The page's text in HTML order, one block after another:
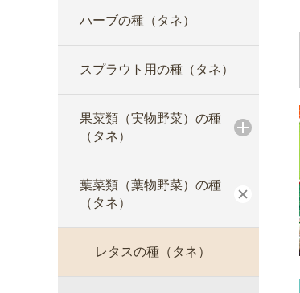
ハーブの種（タネ）
スプラウト用の種（タネ）
果菜類（実物野菜）の種
（タネ）
葉菜類（葉物野菜）の種
（タネ）
レタスの種（タネ）